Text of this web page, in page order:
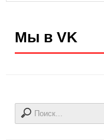
Мы в VK